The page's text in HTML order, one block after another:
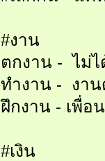
#งาน
ตกงาน - ไม่ไ
ทำงาน - งาน
ฝึกงาน - เพื่อ
#เงิน